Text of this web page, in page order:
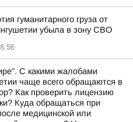
гуманитарного груза от
убыла в зону СВО
С какими жалобами
чаще всего обращаются в
Как проверить лицензию
Куда обращаться при
медицинской или